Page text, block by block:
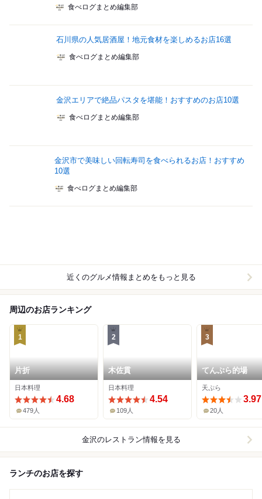
食べログまとめ編集部
石川県の人気居酒屋！地元食材を楽しめるお店16選
食べログまとめ編集部
金沢エリアで絶品パスタを堪能！おすすめのお店10選
食べログまとめ編集部
金沢市で美味しい回転寿司を食べられるお店！おすすめ
10選
食べログまとめ編集部
近くのグルメ情報まとめをもっと見る
周辺のお店ランキング
1
片折
日本料理
4.68
479人
2
木佐貫
日本料理
4.54
109人
3
てんぷら的場
天ぷら
3.97
20人
金沢のレストラン情報を見る
ランチのお店を探す